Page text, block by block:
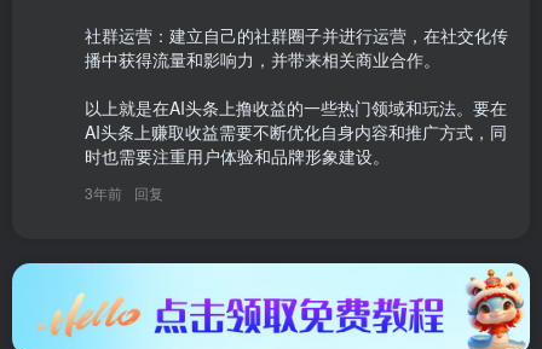
社群运营：建立自己的社群圈子并进行运营，在社交化传
播中获得流量和影响力，并带来相关商业合作。
以上就是在AI头条上撸收益的一些热门领域和玩法。要在
AI头条上赚取收益需要不断优化自身内容和推广方式，同
时也需要注重用户体验和品牌形象建设。
3年前 回复